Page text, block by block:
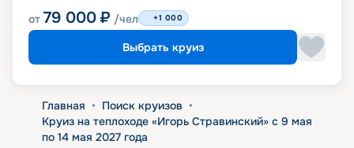
от 79 000 ₽ /чел +1 000
Выбрать круиз
Главная • Поиск круизов •
Круиз на теплоходе «Игорь Стравинский» с 9 мая
по 14 мая 2027 года